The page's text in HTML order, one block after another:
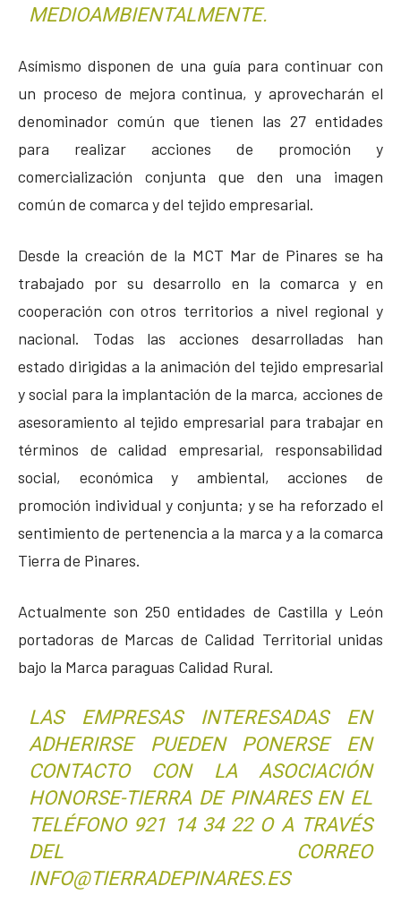
MEDIOAMBIENTALMENTE.
Asímismo disponen de una guía para continuar con
un proceso de mejora continua, y aprovecharán el
denominador común que tienen las 27 entidades
para realizar acciones de promoción y
comercialización conjunta que den una imagen
común de comarca y del tejido empresarial.
Desde la creación de la MCT Mar de Pinares se ha
trabajado por su desarrollo en la comarca y en
cooperación con otros territorios a nivel regional y
nacional. Todas las acciones desarrolladas han
estado dirigidas a la animación del tejido empresarial
y social para la implantación de la marca, acciones de
asesoramiento al tejido empresarial para trabajar en
términos de calidad empresarial, responsabilidad
social, económica y ambiental, acciones de
promoción individual y conjunta; y se ha reforzado el
sentimiento de pertenencia a la marca y a la comarca
Tierra de Pinares.
Actualmente son 250 entidades de Castilla y León
portadoras de Marcas de Calidad Territorial unidas
bajo la Marca paraguas Calidad Rural.
LAS EMPRESAS INTERESADAS EN
ADHERIRSE PUEDEN PONERSE EN
CONTACTO CON LA ASOCIACIÓN
HONORSE-TIERRA DE PINARES EN EL
TELÉFONO 921 14 34 22 O A TRAVÉS
DEL CORREO
INFO@TIERRADEPINARES.ES